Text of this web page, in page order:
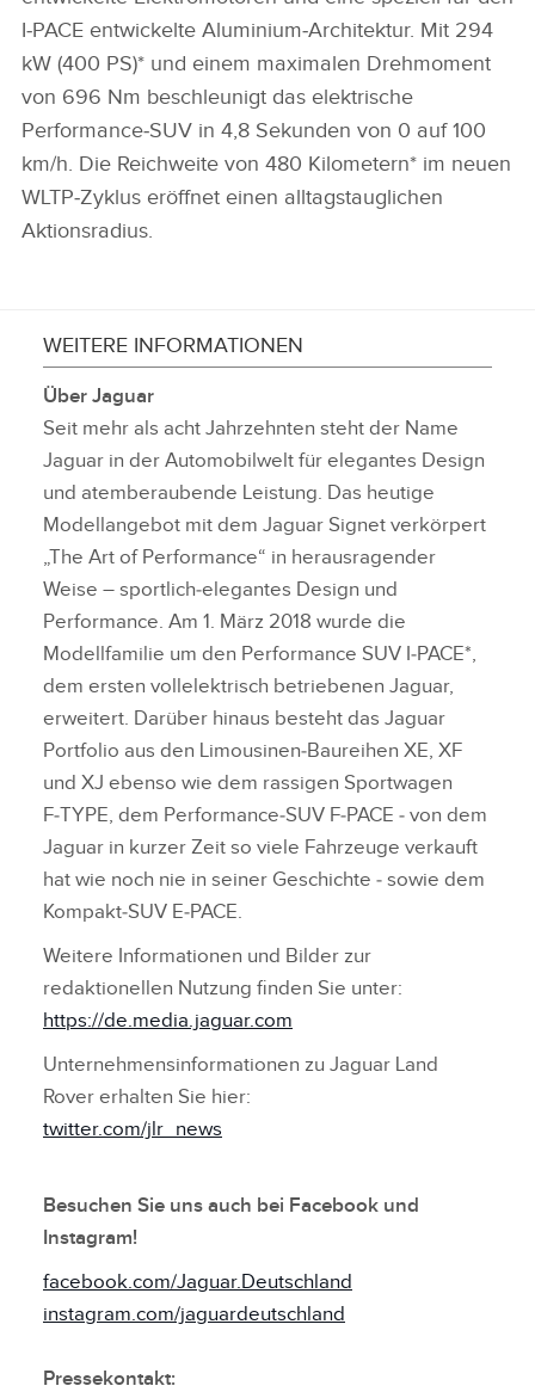
I‑PACE entwickelte Aluminium‑Architektur. Mit 294
kW (400 PS)* und einem maximalen Drehmoment
von 696 Nm beschleunigt das elektrische
Performance‑SUV in 4,8 Sekunden von 0 auf 100
km/h. Die Reichweite von 480 Kilometern* im neuen
WLTP‑Zyklus eröffnet einen alltagstauglichen
Aktionsradius.
WEITERE INFORMATIONEN
Über Jaguar
Seit mehr als acht Jahrzehnten steht der Name
Jaguar in der Automobilwelt für elegantes Design
und atemberaubende Leistung. Das heutige
Modellangebot mit dem Jaguar Signet verkörpert
„The Art of Performance“ in herausragender
Weise – sportlich‑elegantes Design und
Performance. Am 1. März 2018 wurde die
Modellfamilie um den Performance SUV I‑PACE*,
dem ersten vollelektrisch betriebenen Jaguar,
erweitert. Darüber hinaus besteht das Jaguar
Portfolio aus den Limousinen‑Baureihen XE, XF
und XJ ebenso wie dem rassigen Sportwagen
F‑TYPE, dem Performance‑SUV F‑PACE ‑ von dem
Jaguar in kurzer Zeit so viele Fahrzeuge verkauft
hat wie noch nie in seiner Geschichte ‑ sowie dem
Kompakt‑SUV E‑PACE.
Weitere Informationen und Bilder zur
redaktionellen Nutzung finden Sie unter:
https://de.media.jaguar.com
Unternehmensinformationen zu Jaguar Land
Rover erhalten Sie hier:
twitter.com/jlr_news
Besuchen Sie uns auch bei Facebook und
Instagram!
facebook.com/Jaguar.Deutschland
instagram.com/jaguardeutschland
Pressekontakt: